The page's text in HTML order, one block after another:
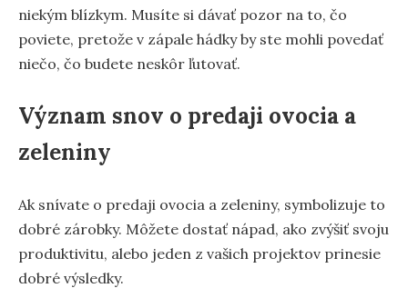
niekým blízkym. Musíte si dávať pozor na to, čo
poviete, pretože v zápale hádky by ste mohli povedať
niečo, čo budete neskôr ľutovať.
Význam snov o predaji ovocia a
zeleniny
Ak snívate o predaji ovocia a zeleniny, symbolizuje to
dobré zárobky. Môžete dostať nápad, ako zvýšiť svoju
produktivitu, alebo jeden z vašich projektov prinesie
dobré výsledky.